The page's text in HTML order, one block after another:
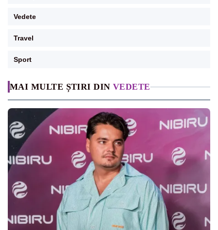
MAI MULTE ȘTIRI DIN VEDETE
Vedete
Travel
Sport